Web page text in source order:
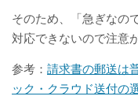
そのため、「急ぎなの
対応できないので注意
参考： 請求書の郵送は
ック・クラウド送付の